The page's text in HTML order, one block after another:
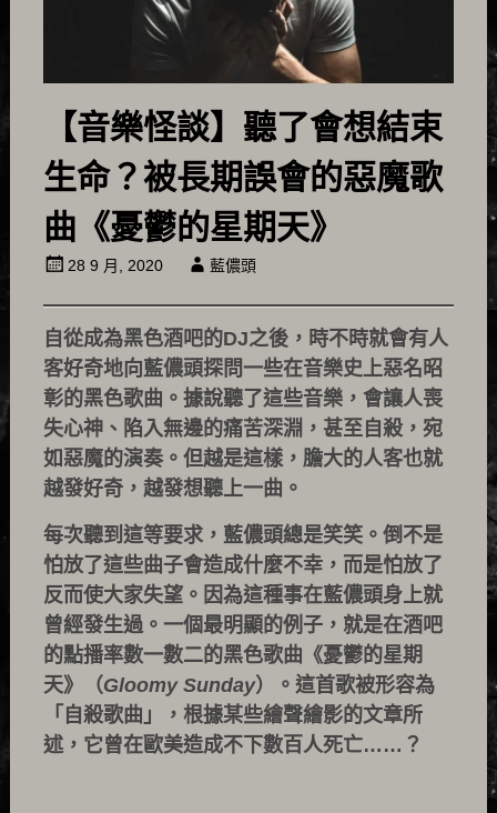
【音樂怪談】聽了會想結束
生命？被長期誤會的惡魔歌
曲《憂鬱的星期天》
28 9 月, 2020 藍儂頭
自從成為黑色酒吧的DJ之後，時不時就會有人
客好奇地向藍儂頭探問一些在音樂史上惡名昭
彰的黑色歌曲。據說聽了這些音樂，會讓人喪
失心神、陷入無邊的痛苦深淵，甚至自殺，宛
如惡魔的演奏。但越是這樣，膽大的人客也就
越發好奇，越發想聽上一曲。
每次聽到這等要求，藍儂頭總是笑笑。倒不是
怕放了這些曲子會造成什麼不幸，而是怕放了
反而使大家失望。因為這種事在藍儂頭身上就
曾經發生過。一個最明顯的例子，就是在酒吧
的點播率數一數二的黑色歌曲《憂鬱的星期
天》（Gloomy Sunday）。這首歌被形容為
「自殺歌曲」，根據某些繪聲繪影的文章所
述，它曾在歐美造成不下數百人死亡……？